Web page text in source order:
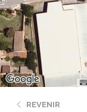
REVENIR